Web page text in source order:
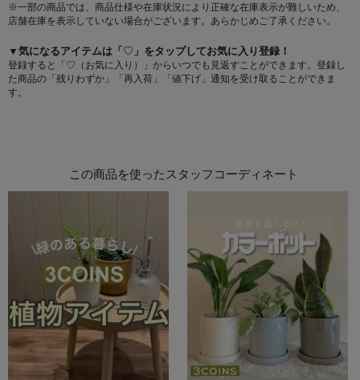
※一部の商品では、商品仕様や在庫状況により正確な在庫表示が難しいため、
店舗在庫を表示していない場合がございます。あらかじめご了承ください。
▼気になるアイテムは「♡ 」をタップしてお気に入り登録！
登録すると「♡（お気に入り）」からいつでも見返すことができます。登録し
た商品の「残りわずか」「再入荷」「値下げ」通知を受け取ることができま
す。
この商品を使ったスタッフコーディネート